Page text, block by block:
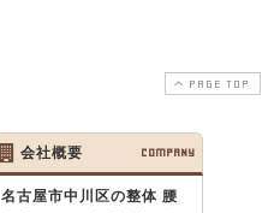
PAGE TOP
会社概要 COMPANY
名古屋市中川区の整体 腰